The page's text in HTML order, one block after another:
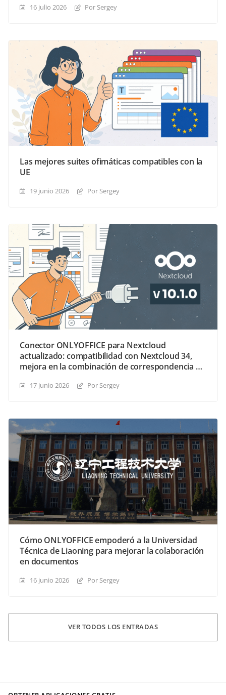
16 julio 2026 Por Sergey
Las mejores suites ofimáticas compatibles con la
UE
19 junio 2026 Por Sergey
Conector ONLYOFFICE para Nextcloud
actualizado: compatibilidad con Nextcloud 34,
mejora en la combinación de correspondencia y
17 junio 2026 Por Sergey
Cómo ONLYOFFICE empoderó a la Universidad
Técnica de Liaoning para mejorar la colaboración
en documentos
16 junio 2026 Por Sergey
VER TODOS LOS ENTRADAS